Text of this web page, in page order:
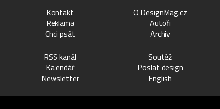
Kontakt
Reklama
Chci psát
O DesignMag.cz
Autoři
Archiv
RSS kanál
Kalendář
Newsletter
Soutěž
Poslat design
English